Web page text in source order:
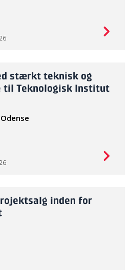
stærkt teknisk og
til Teknologisk Institut
inden for